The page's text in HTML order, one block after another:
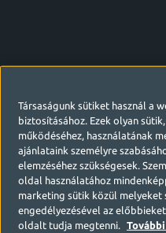
Társaságunk sütiket használ a
biztosításához. Ezek olyan
működéséhez, használatának
ajánlataink személyre
elemzéséhez szükségesek.
oldal használatához
marketing sütik közül melyeket
engedélyezésével az
oldalt tudja megtenni.